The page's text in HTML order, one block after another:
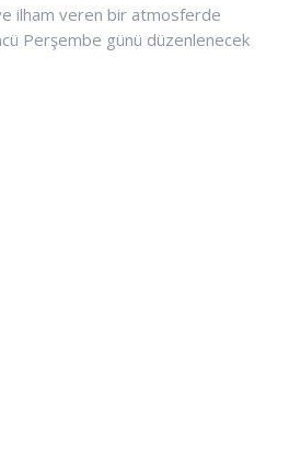
ilham veren bir atmosferde
Perşembe günü düzenlenecek